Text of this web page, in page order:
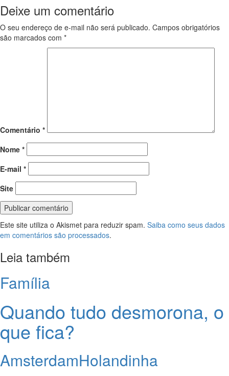
Deixe um comentário
O seu endereço de e-mail não será publicado. Campos obrigatórios
são marcados com *
Comentário *
Nome *
E-mail *
Site
Este site utiliza o Akismet para reduzir spam. Saiba como seus dados
em comentários são processados.
Leia também
Família
Quando tudo desmorona, o
que fica?
AmsterdamHolandinha